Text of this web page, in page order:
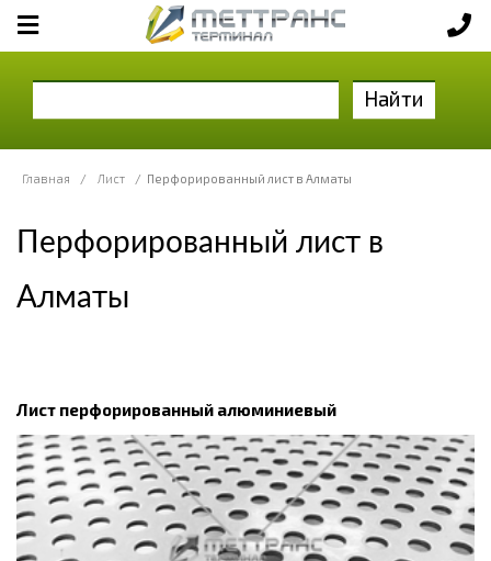
Найти
Главная / Лист / Перфорированный лист в Алматы
Перфорированный лист в
Алматы
Лист перфорированный алюминиевый